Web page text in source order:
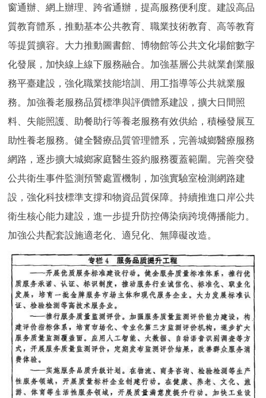
窗通辦、網上辦理、跨省通辦，提高服務便利度。建設高品
質教育體系，推動基本公共教育、職業技術教育、高等教育
等提質擴容。大力推動圖書館、博物館等公共文化場館數字
化發展，加快線上線下服務融合。加強基層公共就業創業服
務平臺建設，強化職業技能培訓、用工指導等公共就業服
務。加強養老服務品質標準與評價體系建設，擴大日間照
料、失能照護、助餐助行等養老服務有效供給，積極發展互
助性養老服務。健全醫療品質管理體系，完善城鄉醫療服務
網路，逐步擴大城鄉家庭醫生簽約服務覆蓋範圍。完善突發
公共衛生事件監測預警處置機制，加強實驗室檢測網路建
設，強化科技標準支撐和物資品質保障。持續推進口岸公共
衛生核心能力建設，進一步提升防控傳染病跨境傳播能力。
加強公共配套設施適老化、適兒化、無障礙改造。